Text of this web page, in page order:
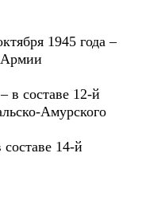
1945 года –
Армии
в составе 12-й
Амурского
14-й